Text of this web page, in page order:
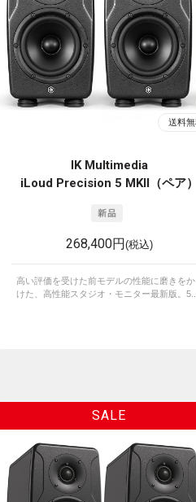
IK Multimedia
iLoud Precision 5 MKII（ペア）
268,400円(税込)
高い評価を受けた前モデルの性能に磨きをか
けた、高性能スタジオ・モニター最新版。5...